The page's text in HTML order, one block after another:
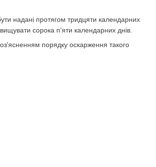
надані протягом тридцяти календарних
сорока п'яти календарних днів.
порядку оскарження такого